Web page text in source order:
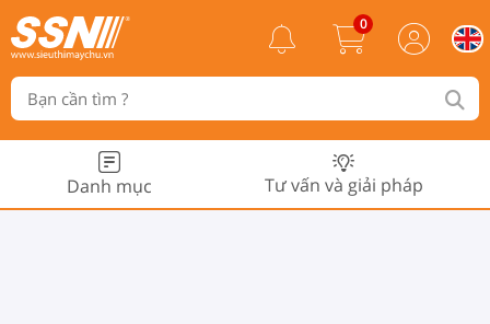
0
Danh mục Tư vấn và giải pháp